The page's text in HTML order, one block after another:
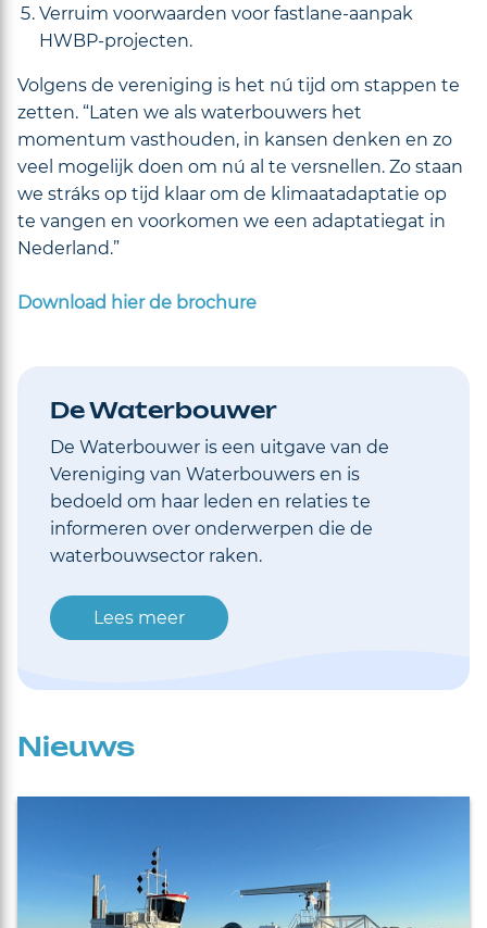
Verruim voorwaarden voor fastlane-aanpak
HWBP-projecten.
Volgens de vereniging is het nú tijd om stappen te
zetten. “Laten we als waterbouwers het
momentum vasthouden, in kansen denken en zo
veel mogelijk doen om nú al te versnellen. Zo staan
we stráks op tijd klaar om de klimaatadaptatie op
te vangen en voorkomen we een adaptatiegat in
Nederland.”
Download hier de brochure
De Waterbouwer
De Waterbouwer is een uitgave van de
Vereniging van Waterbouwers en is
bedoeld om haar leden en relaties te
informeren over onderwerpen die de
waterbouwsector raken.
Lees meer
Nieuws